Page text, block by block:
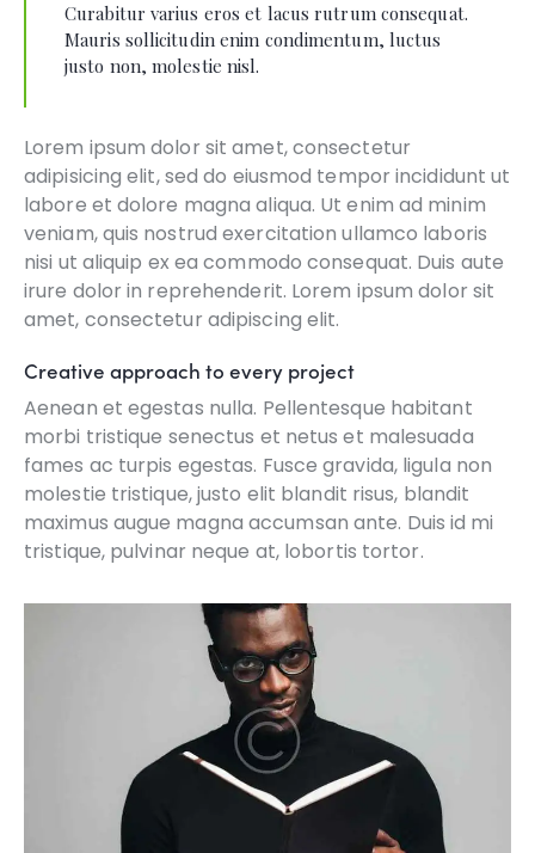
Curabitur varius eros et lacus rutrum consequat.
Mauris sollicitudin enim condimentum, luctus
justo non, molestie nisl.
Lorem ipsum dolor sit amet, consectetur
adipisicing elit, sed do eiusmod tempor incididunt ut
labore et dolore magna aliqua. Ut enim ad minim
veniam, quis nostrud exercitation ullamco laboris
nisi ut aliquip ex ea commodo consequat. Duis aute
irure dolor in reprehenderit. Lorem ipsum dolor sit
amet, consectetur adipiscing elit.
Creative approach to every project
Aenean et egestas nulla. Pellentesque habitant
morbi tristique senectus et netus et malesuada
fames ac turpis egestas. Fusce gravida, ligula non
molestie tristique, justo elit blandit risus, blandit
maximus augue magna accumsan ante. Duis id mi
tristique, pulvinar neque at, lobortis tortor.